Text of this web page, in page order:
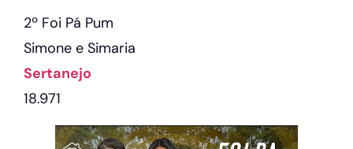
2º Foi Pá Pum
Simone e Simaria
Sertanejo
18.971